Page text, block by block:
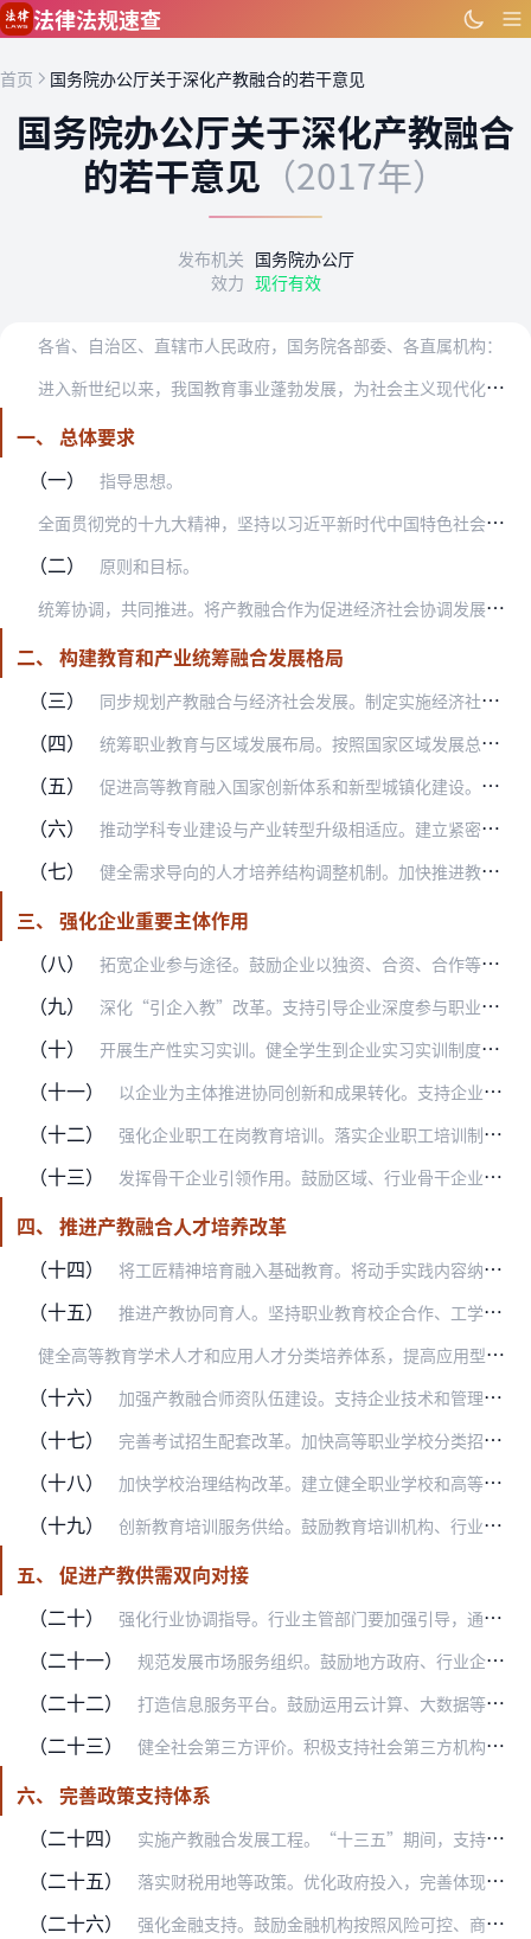
跳到主要内容
法律法规速查
首页 国务院办公厅关于深化产教融合的若干意见
国务院办公厅关于深化产教融合
的若干意见 （2017年）
发布机关 国务院办公厅
效力 现行有效
各省、自治区、直辖市人民政府，国务院各部委、各直属机构：
进
入新世纪以来，我国教育事业蓬勃发展，为社会主义现代化建设培养输送了大批高素质人才，为加快发展壮大现代产业体系作出了重大贡献。但同时，受体制机制等多种因素影响，…
一、 总体要求
（一）
指导思想。
全
面贯彻党的十九大精神，坚持以习近平新时代中国特色社会主义思想为指导，紧紧围绕统筹推进“五位一体”总体布局和协调推进“四个全面”战略布局，坚持以人民为中心，坚持…
（二）
原则和目标。
统
筹协调，共同推进。将产教融合作为促进经济社会协调发展的重要举措，融入经济转型升级各环节，贯穿人才开发全过程，形成政府企业学校行业社会协同推进的工作格局。
二、 构建教育和产业统筹融合发展格局
（三）
同步规划产教融合与经济社会发展。制定实施经济社会发展规划，以及区域发展、产业发展、城市建设和重大生产力布局规划，要明确产教融合发展要求，将教育优先、人才先行融入…
（四） 统筹职业教育与区域发展布局。按照国家区域发展总体战略和主体功能区规划，优化职业教育布局，引导职业教育资源逐步向产业和人口集聚区集中。面向脱贫攻坚主战场，积极推进…
（五） 促进高等教育融入国家创新体系和新型城镇化建设。完善世界一流大学和一流学科建设推进机制，注重发挥对国家和区域创新中心发展的支撑引领作用。健全高等学校与行业骨干企业…
（六） 推动学科专业建设与产业转型升级相适应。建立紧密对接产业链、创新链的学科专业体系。大力发展现代农业、智能制造、高端装备、新一代信息技术、生物医药、节能环保、新能源…
（七） 健全需求导向的人才培养结构调整机制。加快推进教育“放管服”改革，注重发挥市场机制配置非基本公共教育资源作用，强化就业市场对人才供给的有效调节。进一步完善高校毕业…
三、 强化企业重要主体作用
（八）
拓宽企业参与途径。鼓励企业以独资、合资、合作等方式依法参与举办职业教育、高等教育。坚持准入条件透明化、审批范围最小化，细化标准、简化流程、优化服务，改进办学准入…
（九） 深化“引企入教”改革。支持引导企业深度参与职业学校、高等学校教育教学改革，多种方式参与学校专业规划、教材开发、教学设计、课程设置、实习实训，促进企业需求融入人才…
（十） 开展生产性实习实训。健全学生到企业实习实训制度。鼓励以引企驻校、引校进企、校企一体等方式，吸引优势企业与学校共建共享生产性实训基地。支持各地依托学校建设行业或区…
（十一） 以企业为主体推进协同创新和成果转化。支持企业、学校、科研院所围绕产业关键技术、核心工艺和共性问题开展协同创新，加快基础研究成果向产业技术转化。引导高校将企业生产…
（十二） 强化企业职工在岗教育培训。落实企业职工培训制度，足额提取教育培训经费，确保教育培训经费60%以上用于一线职工。创新教育培训方式，鼓励企业向职业学校、高等学校和培…
（十三） 发挥骨干企业引领作用。鼓励区域、行业骨干企业联合职业学校、高等学校共同组建产教融合集团（联盟），带动中小企业参与，推进实体化运作。注重发挥国有企业特别是中央企业…
四、 推进产教融合人才培养改革
（十四）
将工匠精神培育融入基础教育。将动手实践内容纳入中小学相关课程和学生综合素质评价。加强学校劳动教育，开展生产实践体验，支持学校聘请劳动模范和高技能人才兼职授课。组…
（十五） 推进产教协同育人。坚持职业教育校企合作、工学结合的办学制度，推进职业学校和企业联盟、与行业联合、同园区联结。大力发展校企双制、工学一体的技工教育。深化全日制职业…
健
全高等教育学术人才和应用人才分类培养体系，提高应用型人才培养比重。推动高水平大学加强创新创业人才培养，为学生提供多样化成长路径。大力支持应用型本科和行业特色类…
（十六）
加强产教融合师资队伍建设。支持企业技术和管理人才到学校任教，鼓励有条件的地方探索产业教师（导师）特设岗位计划。探索符合职业教育和应用型高校特点的教师资格标准和专…
（十七） 完善考试招生配套改革。加快高等职业学校分类招考，完善“文化素质+职业技能”评价方式。适度提高高等学校招收职业教育毕业生比例，建立复合型、创新型技术技能人才系统培…
（十八） 加快学校治理结构改革。建立健全职业学校和高等学校理事会制度，鼓励引入行业企业、科研院所、社会组织等多方参与。推动学校优化内部治理，充分体现一线教学科研机构自主权…
（十九） 创新教育培训服务供给。鼓励教育培训机构、行业企业联合开发优质教育资源，大力支持“互联网+教育培训”发展。支持有条件的社会组织整合校企资源，开发立体化、可选择的产…
五、 促进产教供需双向对接
（二十）
强化行业协调指导。行业主管部门要加强引导，通过职能转移、授权委托等方式，积极支持行业组织制定深化产教融合工作计划，开展人才需求预测、校企合作对接、教育教学指导、…
（二十一） 规范发展市场服务组织。鼓励地方政府、行业企业、学校通过购买服务、合作设立等方式，积极培育市场导向、对接供需、精准服务、规范运作的产教融合服务组织（企业）。支持利…
（二十二） 打造信息服务平台。鼓励运用云计算、大数据等信息技术，建设市场化、专业化、开放共享的产教融合信息服务平台。依托平台汇聚区域和行业人才供需、校企合作、项目研发、技术…
（二十三） 健全社会第三方评价。积极支持社会第三方机构开展产教融合效能评价，健全统计评价体系。强化监测评价结果运用，作为绩效考核、投入引导、试点开展、表彰激励的重要依据。
六、 完善政策支持体系
（二十四）
实施产教融合发展工程。“十三五”期间，支持一批中高等职业学校加强校企合作，共建共享技术技能实训设施。开展高水平应用型本科高校建设试点，加强产教融合实训环境、平台…
（二十五） 落实财税用地等政策。优化政府投入，完善体现职业学校、应用型高校和行业特色类专业办学特点和成本的职业教育、高等教育拨款机制。职业学校、高等学校科研人员依法取得的科…
（二十六） 强化金融支持。鼓励金融机构按照风险可控、商业可持续原则支持产教融合项目。利用中国政企合作投资基金和国际金融组织、外国政府贷款，积极支持符合条件的产教融合项目建设…